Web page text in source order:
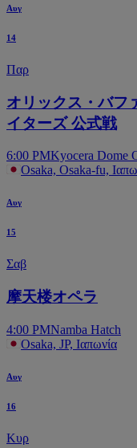
Αυγ
14
Παρ
オリックス・バフ
イターズ 公式戦
6:00 PMKyocera Dome
Osaka, Osaka-fu,
Αυγ
15
Σαβ
摩天楼オペラ
4:00 PMNamba Hatch
Osaka, JP, Ιαπωνία
Αυγ
16
Κυρ